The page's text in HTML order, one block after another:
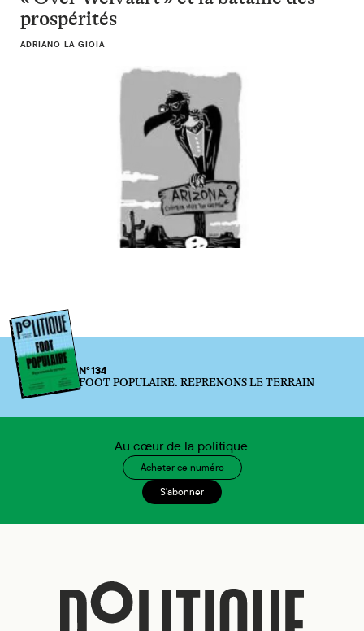
prospérités
ADRIANO LA GIOIA
N°134
FOOT POPULAIRE. REPRENONS LE TERRAIN
Au cœur de la politique.
Acheter ce numéro
S'abonner